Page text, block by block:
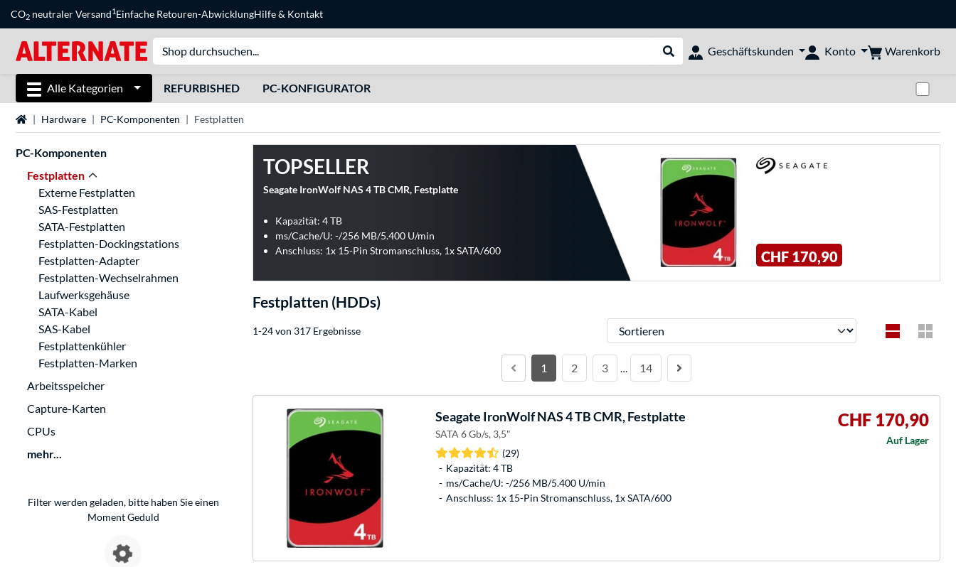
CO2 neutraler Versand1Einfache Retouren-AbwicklungHilfe& Kontakt
Suche durchführen
Geschäftskunden Konto Warenkorb
Alle Kategorien REFURBISHED PC-KONFIGURATOR
StartseiteHardware PC-Komponenten Festplatten
PC-Komponenten
Festplatten
Externe Festplatten
SAS-Festplatten
SATA-Festplatten
Festplatten-Dockingstations
Festplatten-Adapter
Festplatten-Wechselrahmen
Laufwerksgehäuse
SATA-Kabel
SAS-Kabel
Festplattenkühler
Festplatten-Marken
Arbeitsspeicher
Capture-Karten
CPUs
mehr...
Filter werden geladen, bitte haben Sie einen
Moment Geduld
TOPSELLER
Seagate IronWolf NAS 4 TB CMR, Festplatte
Kapazität: 4 TB
ms/Cache/U: -/256 MB/5.400 U/min
Anschluss: 1x 15-Pin Stromanschluss, 1x SATA/600
CHF 170,90
Festplatten (HDDs)
1-24 von 317 Ergebnisse Sortieren
1 2 3 … 14
Seagate IronWolf NAS 4 TB CMR, Festplatte
SATA 6 Gb/s, 3,5"
(29)
Kapazität: 4 TB
ms/Cache/U: -/256 MB/5.400 U/min
Anschluss: 1x 15-Pin Stromanschluss, 1x SATA/600
CHF 170,90
Auf Lager